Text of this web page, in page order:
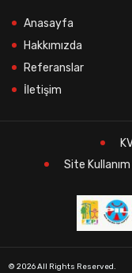
Anasayfa
Hakkımızda
Referanslar
İletişim
Site
© 2026 All Rights Reserved.